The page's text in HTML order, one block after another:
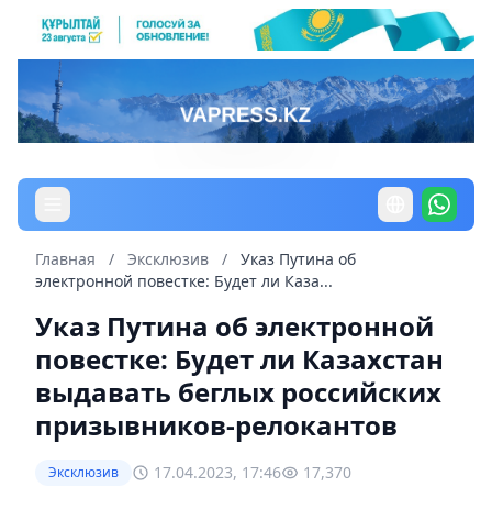
Главная / Эксклюзив /
Указ Путина об
электронной повестке: Будет ли Каза...
Указ Путина об электронной
повестке: Будет ли Казахстан
выдавать беглых российских
призывников-релокантов
Эксклюзив 17.04.2023, 17:46 17,370